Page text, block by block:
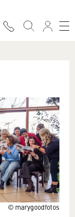
© marygoodfotos